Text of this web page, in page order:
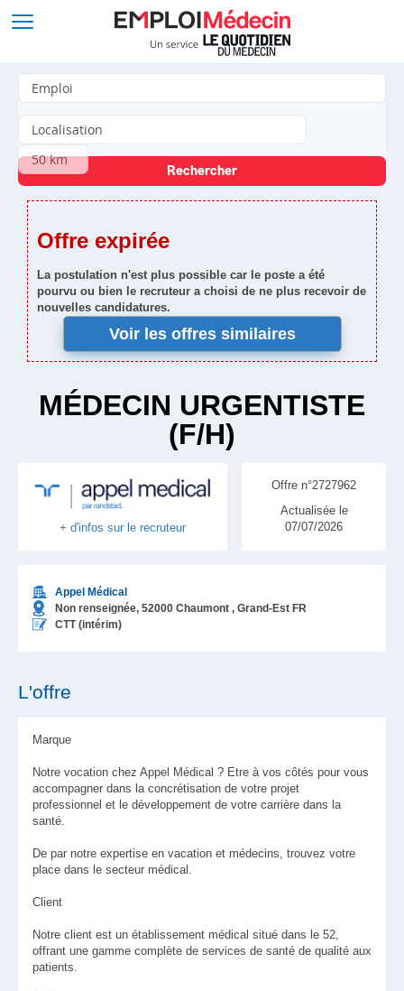
Offre expirée
La postulation n'est plus possible car le poste a été
pourvu ou bien le recruteur a choisi de ne plus recevoir de
nouvelles candidatures.
Voir les offres similaires
MÉDECIN URGENTISTE
(F/H)
+ d'infos sur le recruteur
Appel Médical
Non renseignée, 52000 Chaumont , Grand-Est FR
CTT (intérim)
Offre n°2727962
Actualisée le
07/07/2026
L'offre
Marque
Notre vocation chez Appel Médical ? Etre à vos côtés pour vous
accompagner dans la concrétisation de votre projet
professionnel et le développement de votre carrière dans la
santé.
De par notre expertise en vacation et médecins, trouvez votre
place dans le secteur médical.
Client
Notre client est un établissement médical situé dans le 52,
offrant une gamme complète de services de santé de qualité aux
patients.